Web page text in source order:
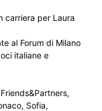
carriera per Laura
al Forum di Milano
italiane e
Sofia,